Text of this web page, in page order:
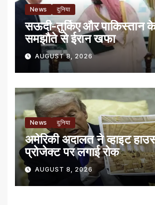
News दुनिया
सऊदी-तुर्किए और पाकिस्तान के
समझौते से ईरान खफा
AUGUST 8, 2026
News दुनिया
अमेरिकी अदालत ने व्हाइट
प्रोजेक्ट पर लगाई रोक
AUGUST 8, 2026